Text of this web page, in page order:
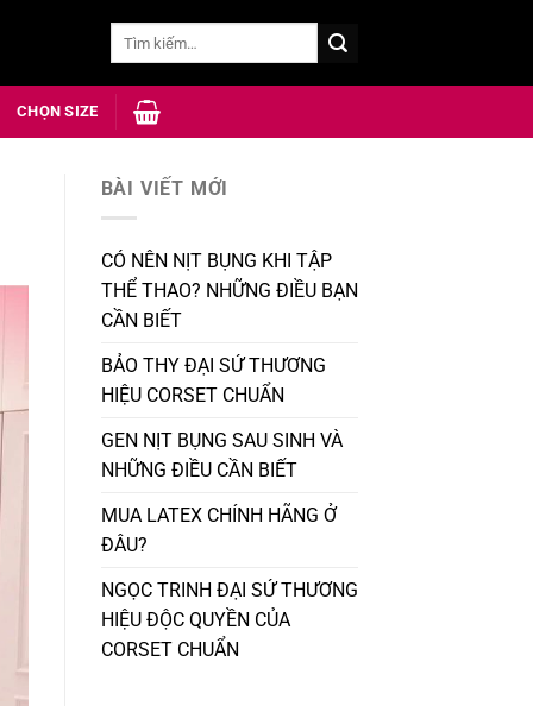
CHỌN SIZE
BÀI VIẾT MỚI
CÓ NÊN NỊT BỤNG KHI TẬP
THỂ THAO? NHỮNG ĐIỀU BẠN
CẦN BIẾT
BẢO THY ĐẠI SỨ THƯƠNG
HIỆU CORSET CHUẨN
GEN NỊT BỤNG SAU SINH VÀ
NHỮNG ĐIỀU CẦN BIẾT
MUA LATEX CHÍNH HÃNG Ở
ĐÂU?
NGỌC TRINH ĐẠI SỨ THƯƠNG
HIỆU ĐỘC QUYỀN CỦA
CORSET CHUẨN